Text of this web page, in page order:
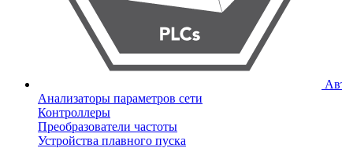
Анализаторы параметров сети
Контроллеры
Преобразователи частоты
Устройства плавного пуска